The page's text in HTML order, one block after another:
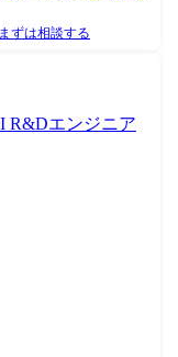
変革の実行支援 ・各
変革テーマ検討・選定
のプロジェクト計画策
ェクト管理、要件交渉
化(要件定義支援) ●生
ジェントの構築 ・プ
非構造化データのマネ
まずは相談する
R&Dエンジニア